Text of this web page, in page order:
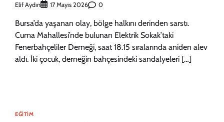
Elif Aydın 17 Mayıs 2026 0
Bursa’da yaşanan olay, bölge halkını derinden sarstı.
Cuma Mahallesi’nde bulunan Elektrik Sokak’taki
Fenerbahçeliler Derneği, saat 18.15 sıralarında aniden alev
aldı. İki çocuk, derneğin bahçesindeki sandalyeleri […]
EĞITIM